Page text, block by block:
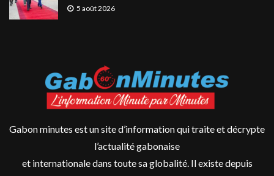
5 août 2026
Gabon minutes est un site d’information qui traite et décrypte
l’actualité gabonaise
et internationale dans toute sa globalité. Il existe depuis